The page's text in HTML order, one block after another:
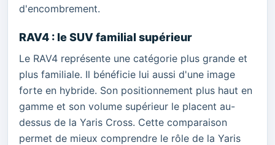
d'encombrement.
RAV4 : le SUV familial supérieur
Le RAV4 représente une catégorie plus grande et
plus familiale. Il bénéficie lui aussi d'une image
forte en hybride. Son positionnement plus haut en
gamme et son volume supérieur le placent au-
dessus de la Yaris Cross. Cette comparaison
permet de mieux comprendre le rôle de la Yaris